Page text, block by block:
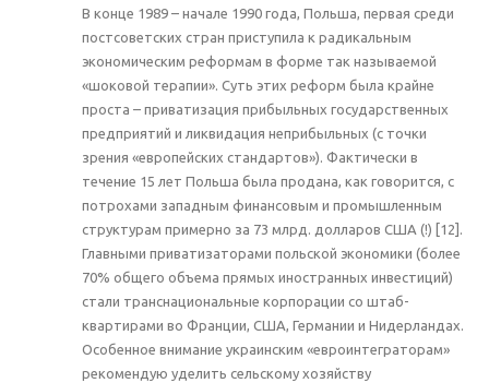
В конце 1989 – начале 1990 года, Польша, первая среди
постсоветских стран приступила к радикальным
экономическим реформам в форме так называемой
«шоковой терапии». Суть этих реформ была крайне
проста – приватизация прибыльных государственных
предприятий и ликвидация неприбыльных (с точки
зрения «европейских стандартов»). Фактически в
течение 15 лет Польша была продана, как говорится, с
потрохами западным финансовым и промышленным
структурам примерно за 73 млрд. долларов США (!) [12].
Главными приватизаторами польской экономики (более
70% общего объема прямых иностранных инвестиций)
стали транснациональные корпорации со штаб-
квартирами во Франции, США, Германии и Нидерландах.
Особенное внимание украинским «евроинтеграторам»
рекомендую уделить сельскому хозяйству